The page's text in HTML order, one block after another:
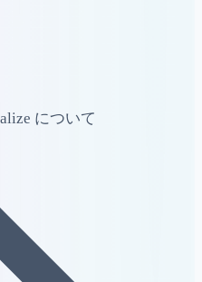
について